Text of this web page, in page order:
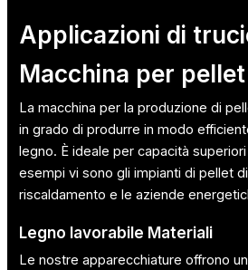
Applicazioni di
Macchina per pellet
La macchina per la produzione di
in grado di produrre in modo
legno. È ideale per capacità
esempi vi sono gli impianti di pellet
riscaldamento e le aziende
Legno lavorabile Materiali
Le nostre apparecchiature offrono